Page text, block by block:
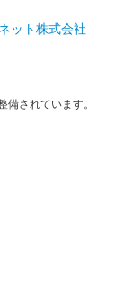
イベント「 鏡
印。特別なツア
クリア御城印を
されています。